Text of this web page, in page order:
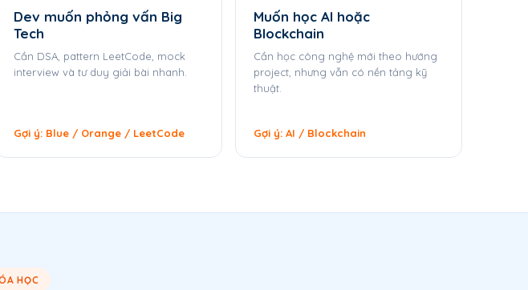
Dev muốn phỏng vấn Big
Tech
Cần DSA, pattern LeetCode, mock
interview và tư duy giải bài nhanh.
Gợi ý: Blue / Orange / LeetCode
Muốn học AI hoặc
Blockchain
Cần học công nghệ mới theo hướng
project, nhưng vẫn có nền tảng kỹ
thuật.
Gợi ý: AI / Blockchain
HỌC